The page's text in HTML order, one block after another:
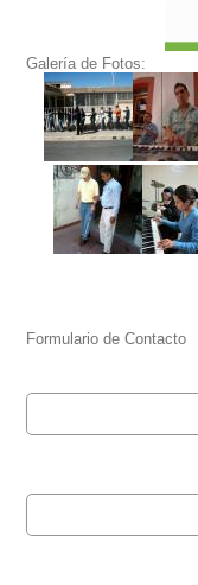
Galería de Fotos:
Formulario de Contacto